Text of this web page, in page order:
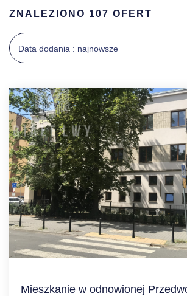
ZNALEZIONO 107 OFERT
Data dodania : najnowsze
Mieszkanie w odnowionej